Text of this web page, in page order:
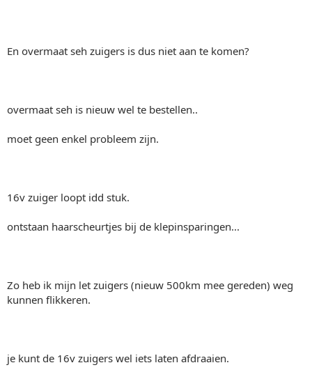
En overmaat seh zuigers is dus niet aan te komen?
overmaat seh is nieuw wel te bestellen..
moet geen enkel probleem zijn.
16v zuiger loopt idd stuk.
ontstaan haarscheurtjes bij de klepinsparingen...
Zo heb ik mijn let zuigers (nieuw 500km mee gereden) weg
kunnen flikkeren.
je kunt de 16v zuigers wel iets laten afdraaien.